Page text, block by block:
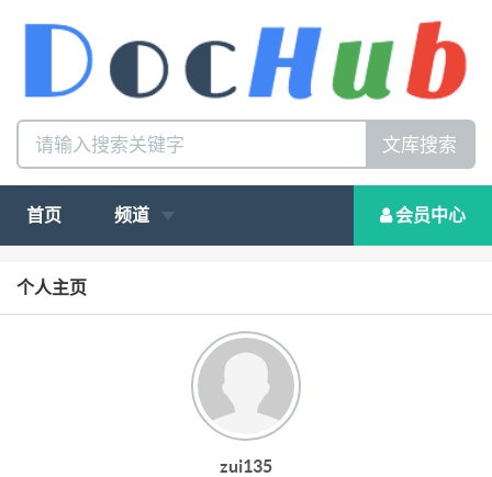
文库搜索
首页 频道 会员中心
个人主页
zui135